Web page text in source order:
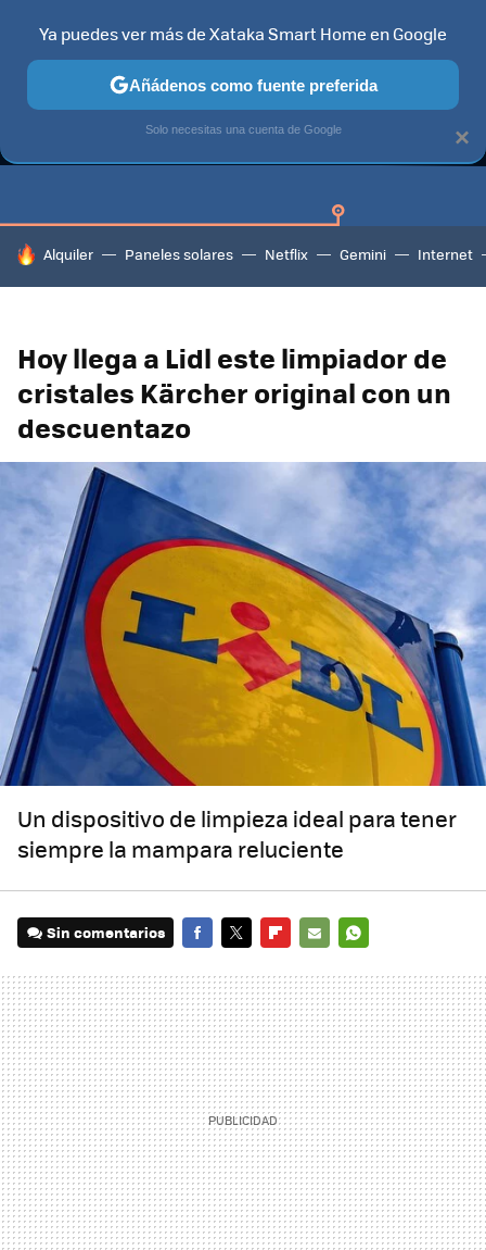
GUÍAS DE COMPRA CAZANDO GANGAS OFERTAS EN
HOY SE HABLA DE
Alquiler Paneles solares Netflix Gemini Internet
Hoy llega a Lidl este limpiador de
cristales Kärcher original con un
descuentazo
Un dispositivo de limpieza ideal para tener
siempre la mampara reluciente
Sin comentarios
MAIL
×
Ya puedes ver más de Xataka Smart Home en Google
Añádenos como fuente preferida
Solo necesitas una cuenta de Google